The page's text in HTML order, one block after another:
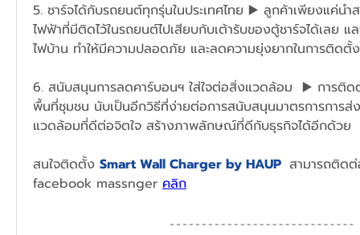
5. ชาร์จได้กับรถยนต์ทุกรุ่นในประเทศไทย ▶️ ลูกค้าเพียงแค่นำ
ไฟฟ้าที่มีติดไว้ในรถยนต์ไปเสียบกับเต้ารับของตู้ชาร์จได้เลย แล
ไฟบ้าน ทำให้มีความปลอดภัย และลดความยุ่งยากในการติดตั้
6. สนับสนุนการลดคาร์บอนฯ ใส่ใจต่อสิ่งแวดล้อม  ▶️ การติ
พื้นที่ชุมชน นับเป็นอีกวิธีที่ง่ายต่อการสนับสนุนมาตรการการ
แวดล้อมที่ดีต่อจิตใจ สร้างภาพลักษณ์ที่ดีกับธุรกิจได้อีกด้วย
สนใจติดตั้ง Smart Wall Charger by HAUP สามารถติด
facebook massnger คลิก